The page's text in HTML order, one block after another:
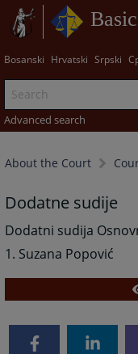
Bosanski Hrvatski Srpski
Advanced search
About the Court
Dodatne sudije
Dodatni sudija
1. Suzana Popović